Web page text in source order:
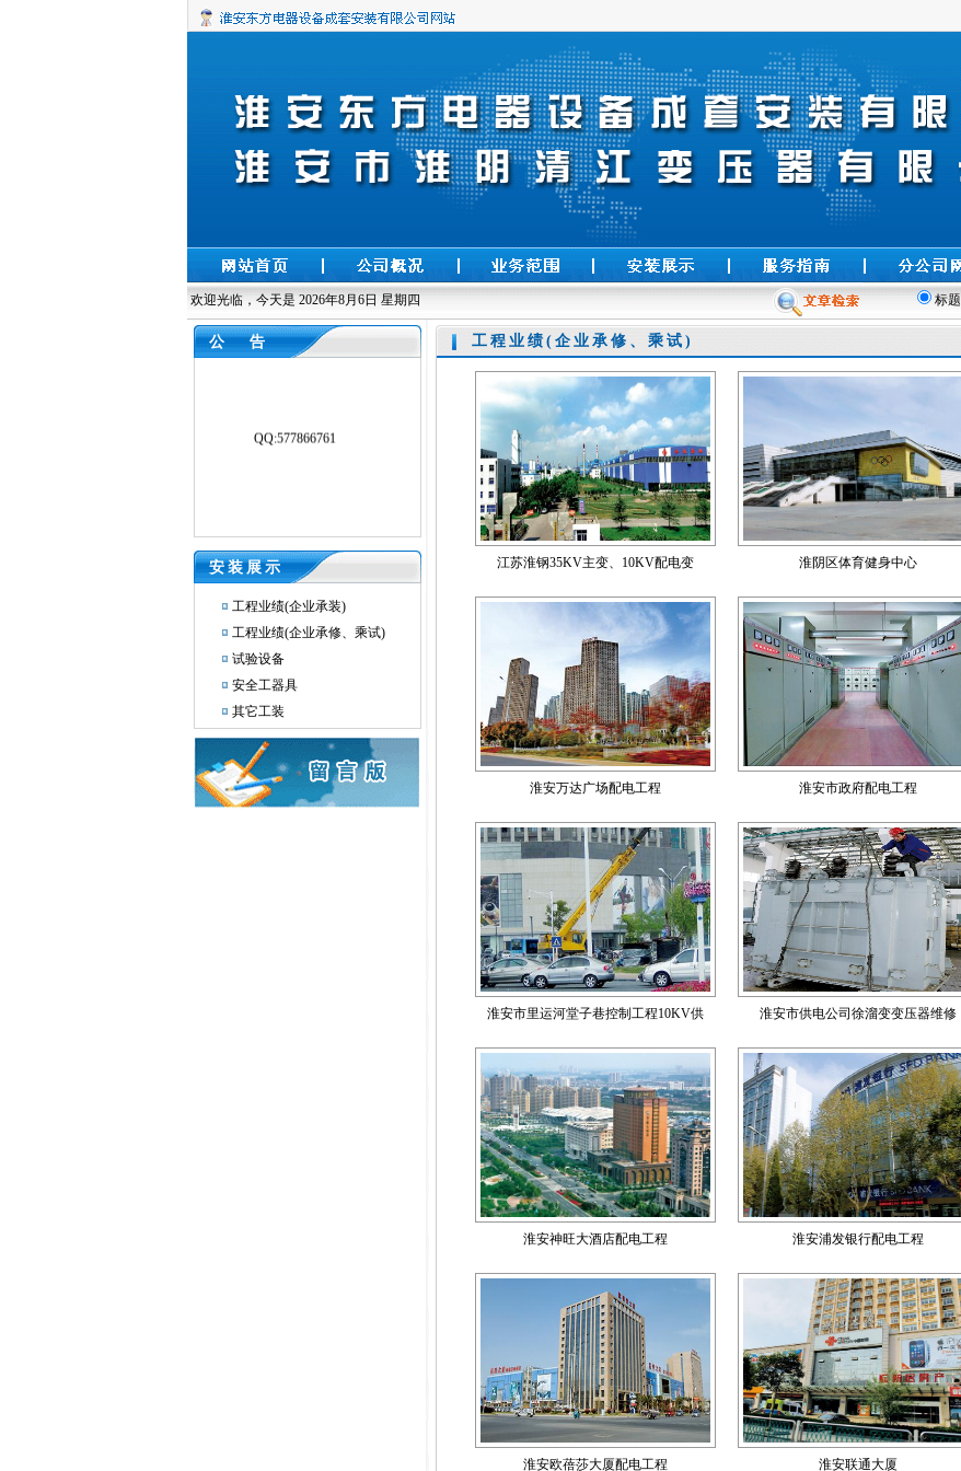
欢迎光临，今天是 2026年8月6日 星期四 标题
公 告
安装展示
工程业绩(企业承装)
工程业绩(企业承修、乘试)
试验设备
安全工器具
其它工装
工程业绩(企业承修、乘试)
江苏淮钢35KV主变、10KV配电变 淮阴区体育健身中心
淮安万达广场配电工程 淮安市政府配电工程
淮安市里运河堂子巷控制工程10KV供 淮安市供电公司徐溜变变压器维修
淮安神旺大酒店配电工程 淮安浦发银行配电工程
淮安欧蓓莎大厦配电工程 淮安联通大厦